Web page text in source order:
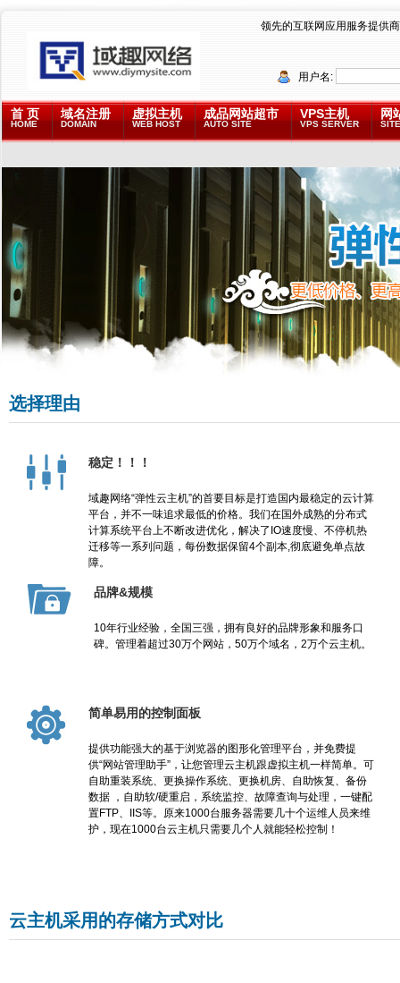
领先的互联网应用服务提供商
用户名:
首 页
HOME
域名注册
DOMAIN
虚拟主机
WEB HOST
成品网站超市
AUTO SITE
VPS主机
VPS SERVER
网
选择理由
稳定！！！
域趣网络“弹性云主机”的首要目标是打造国内最稳定的云计算
平台，并不一味追求最低的价格。我们在国外成熟的分布式
计算系统平台上不断改进优化，解决了IO速度慢、不停机热
迁移等一系列问题，每份数据保留4个副本,彻底避免单点故
障。
品牌&规模
10年行业经验，全国三强，拥有良好的品牌形象和服务口
碑。管理着超过30万个网站，50万个域名，2万个云主机。
简单易用的控制面板
提供功能强大的基于浏览器的图形化管理平台，并免费提
供“网站管理助手”，让您管理云主机跟虚拟主机一样简单。可
自助重装系统、更换操作系统、更换机房、自助恢复、备份
数据 ，自助软/硬重启，系统监控、故障查询与处理，一键配
置FTP、IIS等。原来1000台服务器需要几十个运维人员来维
护，现在1000台云主机只需要几个人就能轻松控制！
云主机采用的存储方式对比